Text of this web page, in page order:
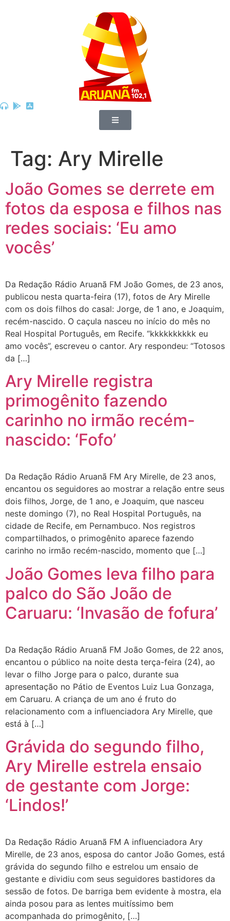
Tag: Ary Mirelle
João Gomes se derrete em
fotos da esposa e filhos nas
redes sociais: ‘Eu amo
vocês’
Da Redação Rádio Aruanã FM João Gomes, de 23 anos,
publicou nesta quarta-feira (17), fotos de Ary Mirelle
com os dois filhos do casal: Jorge, de 1 ano, e Joaquim,
recém-nascido. O caçula nasceu no início do mês no
Real Hospital Português, em Recife. “kkkkkkkkkk eu
amo vocês”, escreveu o cantor. Ary respondeu: “Totosos
da […]
Ary Mirelle registra
primogênito fazendo
carinho no irmão recém-
nascido: ‘Fofo’
Da Redação Rádio Aruanã FM Ary Mirelle, de 23 anos,
encantou os seguidores ao mostrar a relação entre seus
dois filhos, Jorge, de 1 ano, e Joaquim, que nasceu
neste domingo (7), no Real Hospital Português, na
cidade de Recife, em Pernambuco. Nos registros
compartilhados, o primogênito aparece fazendo
carinho no irmão recém-nascido, momento que […]
João Gomes leva filho para
palco do São João de
Caruaru: ‘Invasão de fofura’
Da Redação Rádio Aruanã FM João Gomes, de 22 anos,
encantou o público na noite desta terça-feira (24), ao
levar o filho Jorge para o palco, durante sua
apresentação no Pátio de Eventos Luiz Lua Gonzaga,
em Caruaru. A criança de um ano é fruto do
relacionamento com a influenciadora Ary Mirelle, que
está à […]
Grávida do segundo filho,
Ary Mirelle estrela ensaio
de gestante com Jorge:
‘Lindos!’
Da Redação Rádio Aruanã FM A influenciadora Ary
Mirelle, de 23 anos, esposa do cantor João Gomes, está
grávida do segundo filho e estrelou um ensaio de
gestante e dividiu com seus seguidores bastidores da
sessão de fotos. De barriga bem evidente à mostra, ela
ainda posou para as lentes muitíssimo bem
acompanhada do primogênito, […]